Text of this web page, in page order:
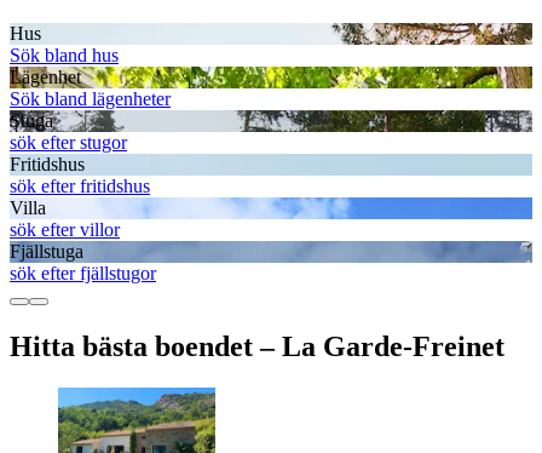
Hus
Sök bland hus
Lägenhet
Sök bland lägenheter
Stuga
sök efter stugor
Fritidshus
sök efter fritidshus
Villa
sök efter villor
Fjällstuga
sök efter fjällstugor
Hitta bästa boendet – La Garde-Freinet